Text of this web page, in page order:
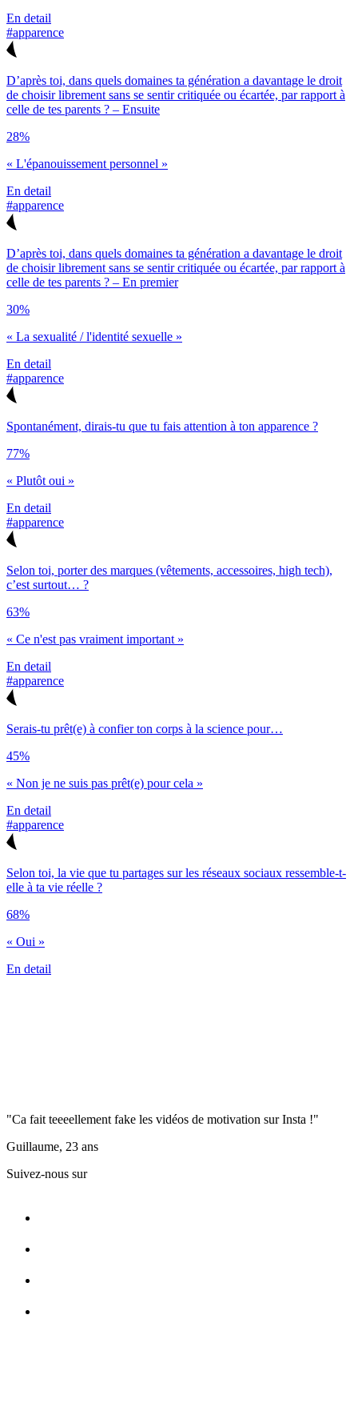
En detail
#apparence
D’après toi, dans quels domaines ta génération a davantage le droit
de choisir librement sans se sentir critiquée ou écartée, par rapport à
celle de tes parents ? – Ensuite
28%
« L'épanouissement personnel »
En detail
#apparence
D’après toi, dans quels domaines ta génération a davantage le droit
de choisir librement sans se sentir critiquée ou écartée, par rapport à
celle de tes parents ? – En premier
30%
« La sexualité / l'identité sexuelle »
En detail
#apparence
Spontanément, dirais-tu que tu fais attention à ton apparence ?
77%
« Plutôt oui »
En detail
#apparence
Selon toi, porter des marques (vêtements, accessoires, high tech),
c’est surtout… ?
63%
« Ce n'est pas vraiment important »
En detail
#apparence
Serais-tu prêt(e) à confier ton corps à la science pour…
45%
« Non je ne suis pas prêt(e) pour cela »
En detail
#apparence
Selon toi, la vie que tu partages sur les réseaux sociaux ressemble-t-
elle à ta vie réelle ?
68%
« Oui »
En detail
"Ca fait teeeellement fake les vidéos de motivation sur Insta !"
Guillaume, 23 ans
Suivez-nous sur